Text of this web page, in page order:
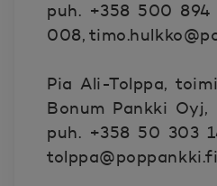
puh. +358 500 894
008,
Pia Ali-Tolppa,
Bonum Pankki Oyj,
puh. +358 50 303
tolppa@poppankki.fi